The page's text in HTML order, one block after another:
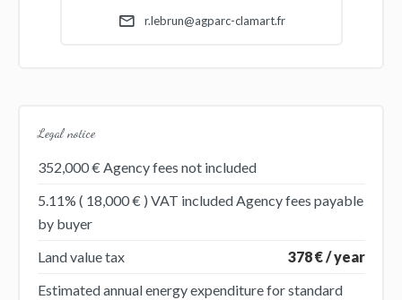
r.lebrun@agparc-clamart.fr
Legal notice
352,000 € Agency fees not included
5.11% ( 18,000 € ) VAT included Agency fees payable
by buyer
Land value tax
378 € / year
Estimated annual energy expenditure for standard